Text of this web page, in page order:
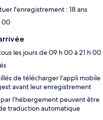
l'enregistrement : 18 ans
00
les jours de 09 h 00 à 21 h 00
de télécharger l’appli mobile
avant leur enregistrement
l’hébergement peuvent être
traduction automatique